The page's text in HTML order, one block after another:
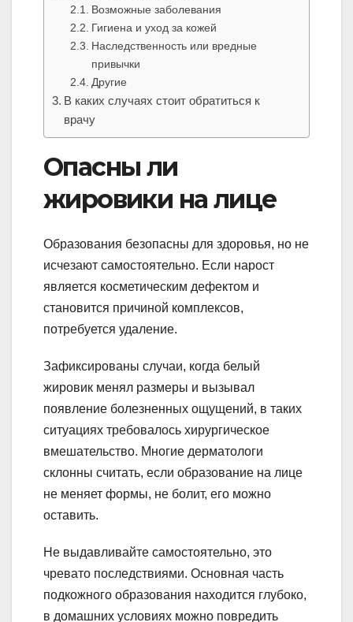
Возможные заболевания
Гигиена и уход за кожей
Наследственность или вредные
привычки
Другие
В каких случаях стоит обратиться к
врачу
Опасны ли
жировики на лице
Образования безопасны для здоровья, но не
исчезают самостоятельно. Если нарост
является косметическим дефектом и
становится причиной комплексов,
потребуется удаление.
Зафиксированы случаи, когда белый
жировик менял размеры и вызывал
появление болезненных ощущений, в таких
ситуациях требовалось хирургическое
вмешательство. Многие дерматологи
склонны считать, если образование на лице
не меняет формы, не болит, его можно
оставить.
Не выдавливайте самостоятельно, это
чревато последствиями. Основная часть
подкожного образования находится глубоко,
в домашних условиях можно повредить